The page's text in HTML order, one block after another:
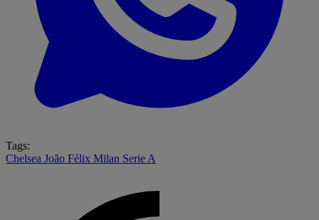
Tags:
Chelsea João Félix Milan Serie A